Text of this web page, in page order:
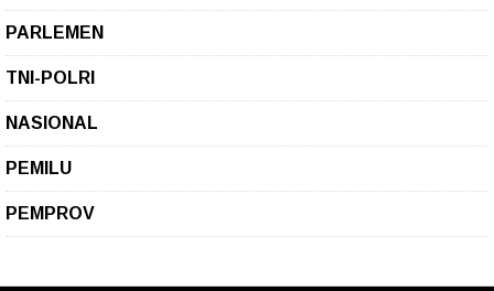
PARLEMEN
TNI-POLRI
NASIONAL
PEMILU
PEMPROV